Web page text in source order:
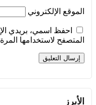
الموقع الإلكتروني
احفظ اسمي، بريدي
المتصفح لاستخدامها
الأبرز